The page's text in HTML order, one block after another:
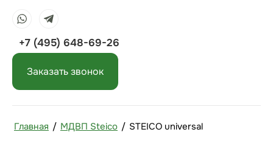
+7 (495) 648-69-26
Заказать звонок
Главная / МДВП Steico / STEICO universal